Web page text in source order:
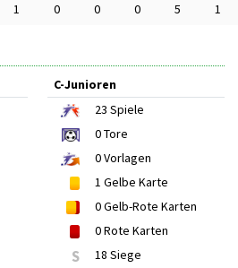
1 0 0 0 5 1
C-Junioren
23 Spiele
0Tore
0Vorlagen
1 Gelbe Karte
0Gelb-Rote Karten
0Rote Karten
S 18 Siege